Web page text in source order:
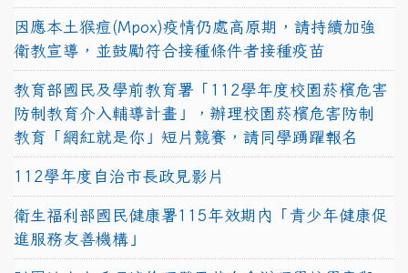
因應本土猴痘(Mpox)疫情仍處高原期，請持續加強
衛教宣導，並鼓勵符合接種條件者接種疫苗
教育部國民及學前教育署「112學年度校園菸檳危害
防制教育介入輔導計畫」，辦理校園菸檳危害防制
教育「網紅就是你」短片競賽，請同學踴躍報名
112學年度自治市長政見影片
衛生福利部國民健康署115年效期內「青少年健康促
進服務友善機構」